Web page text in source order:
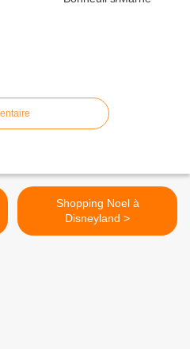
Shopping Noel à
Disneyland >